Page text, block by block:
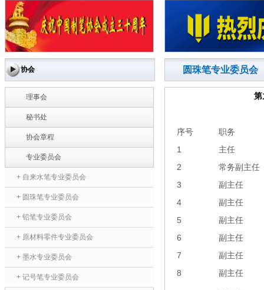
协会
理事会
秘书处
协会章程
专业委员会
+ 自来水笔专业委员会
+ 圆珠笔专业委员会
+ 铅笔专业委员会
+ 原材料零件专业委员会
+ 墨水专业委员会
+ 记号笔专业委员会
圆珠笔专业委员会
第
序号
职务
1
主任
2
常务副主任
3
副主任
4
副主任
5
副主任
6
副主任
7
副主任
8
副主任